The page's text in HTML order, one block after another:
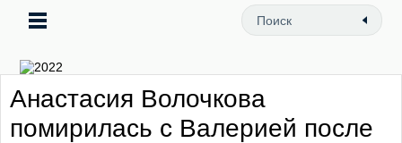
флебологии: в Москве
открылся «Городской центр
заболеваний вен и
профилактики тромбоза
Анастасия Волочкова
помирилась с Валерией после